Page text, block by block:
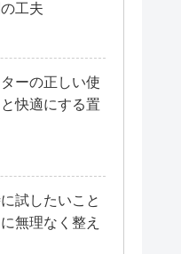
工夫
ーの正しい使
快適にする置
試したいこと
無理なく整え